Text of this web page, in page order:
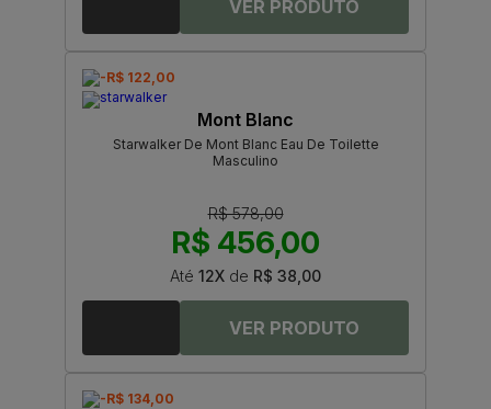
-R$ 122,00
Mont Blanc
Starwalker De Mont Blanc Eau De Toilette
Masculino
R$ 578,00
R$ 456,00
Até 12X de R$ 38,00
-R$ 134,00